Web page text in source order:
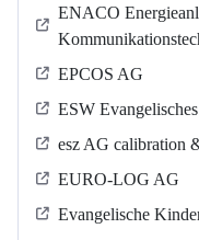
ENACO
EPCOS AG
ESW
esz AG calibration
EURO-LOG AG
Evangelische